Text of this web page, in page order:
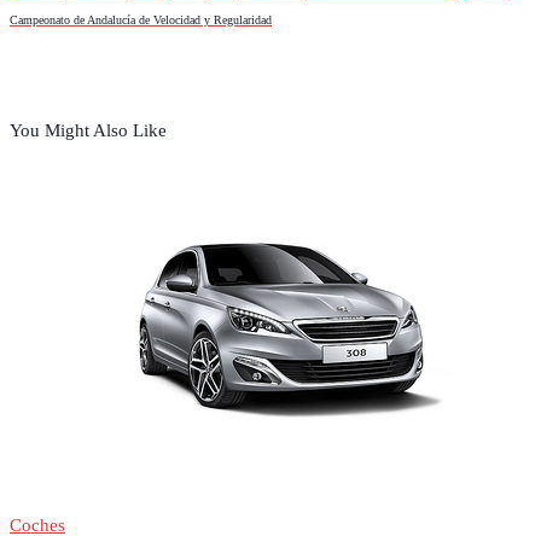
Campeonato de Andalucía de Velocidad y Regularidad
You Might Also Like
Coches